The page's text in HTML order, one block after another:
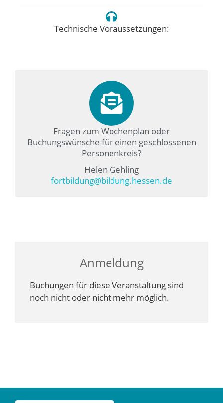
Technische Voraussetzungen:
Fragen zum Wochenplan oder
Buchungswünsche für einen geschlossenen
Personenkreis?
Helen Gehling
fortbildung@bildung.hessen.de
Anmeldung
Buchungen für diese Veranstaltung sind
noch nicht oder nicht mehr möglich.